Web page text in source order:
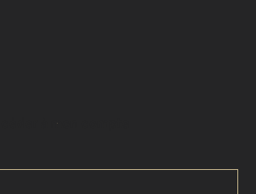
Accéder à mon compte